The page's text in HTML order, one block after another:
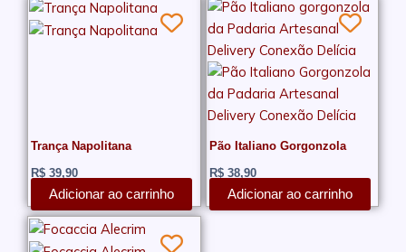
Trança Napolitana
R$ 39,90
Adicionar ao carrinho
Pão Italiano Gorgonzola
R$38,90
Adicionar ao carrinho